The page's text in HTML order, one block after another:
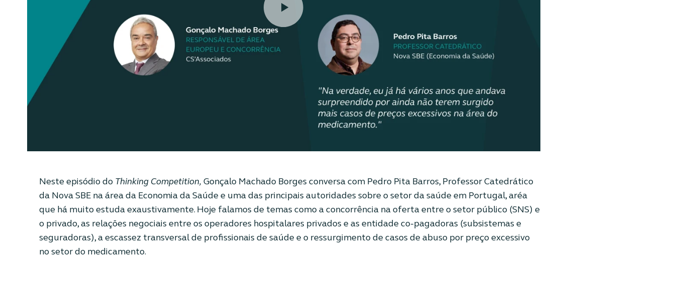
Neste episódio do Thinking Competition, Gonçalo Machado Borges conversa com Pedro Pita Barros, Professor Catedrático
da Nova SBE na área da Economia da Saúde e uma das principais autoridades sobre o setor da saúde em Portugal, aréa
que há muito estuda exaustivamente. Hoje falamos de temas como a concorrência na oferta entre o setor público (SNS) e
o privado, as relações negociais entre os operadores hospitalares privados e as entidade co-pagadoras (subsistemas e
seguradoras), a escassez transversal de profissionais de saúde e o ressurgimento de casos de abuso por preço excessivo
no setor do medicamento.